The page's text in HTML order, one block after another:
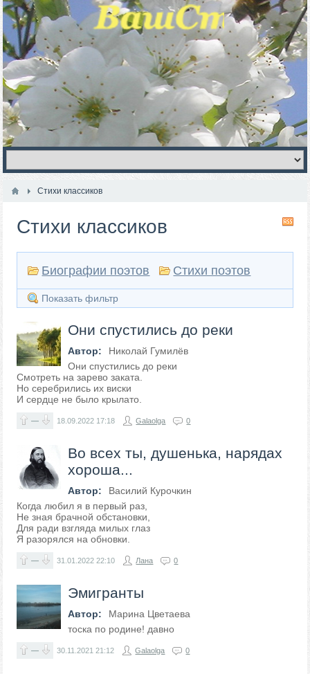
Стихи классиков
Стихи классиков
Биографии поэтов Стихи поэтов
Показать фильтр
Они спустились до реки
Автор:
Николай Гумилёв
Они спустились до реки
Смотреть на зарево заката.
Но серебрились их виски
И сердце не было крылато.
— 18.09.2022 17:18 Galaolga 0
Во всех ты, душенька, нарядах
хороша...
Автор:
Василий Курочкин
Когда любил я в первый раз,
Не зная брачной обстановки,
Для ради взгляда милых глаз
Я разорялся на обновки.
— 31.01.202222:10 Лана 0
Эмигранты
Автор:
Марина Цветаева
тоска по родине! давно
— 30.11.202121:12 Galaolga 0